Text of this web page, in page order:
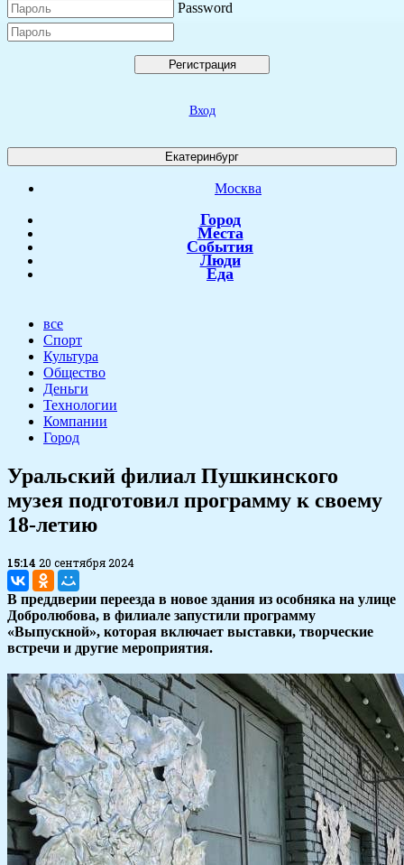
Password
Регистрация
Вход
Екатеринбург
Москва
Город
Места
События
Люди
Еда
все
Спорт
Культура
Общество
Деньги
Технологии
Компании
Город
​Уральский филиал Пушкинского
музея подготовил программу к своему
18-летию
15:14 20 сентября 2024
В преддверии переезда в новое здания из особняка на улице
Добролюбова, в филиале запустили программу
«Выпускной», которая включает выставки, творческие
встречи и другие мероприятия.